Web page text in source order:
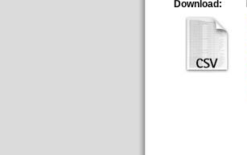
Download: